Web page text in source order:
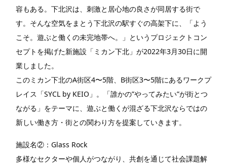
容もある。下北沢は、刺激と居心地の良さが同居する街で
す。そんな空気をまとう下北沢の駅すぐの高架下に、「よう
こそ。遊ぶと働くの未完地帯へ。」というプロジェクトコン
セプトを掲げた新施設「ミカン下北」が2022年3月30日に開
業しました。
このミカン下北のA街区4〜5階、B街区3〜5階にあるワークプ
レイス「SYCL by KEIO」。「誰かの”やってみたい”が街とつ
ながる」をテーマに、遊ぶと働くが混ざる下北沢ならではの
新しい働き方・街との関わり方を提案していきます。
施設名②：Glass Rock
多様なセクターや個人がつながり、共創を通じて社会課題解